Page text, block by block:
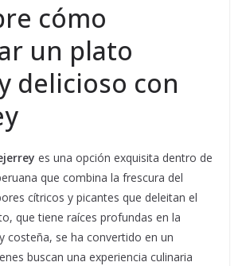
cómo
un plato
delicioso con
es una opción exquisita dentro de
que combina la frescura del
cítricos y picantes que deleitan el
que tiene raíces profundas en la
costeña, se ha convertido en un
buscan una experiencia culinaria